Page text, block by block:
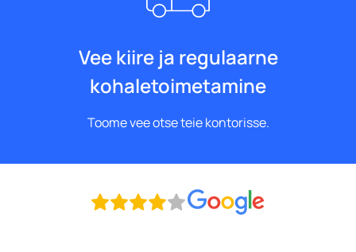
Vee kiire ja regulaarne
kohaletoimetamine
Toome vee otse teie kontorisse.